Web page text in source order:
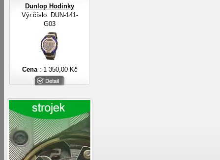
Dunlop Hodinky
Výr.číslo: DUN-141-
G03
Cena : 1 350,00 Kč